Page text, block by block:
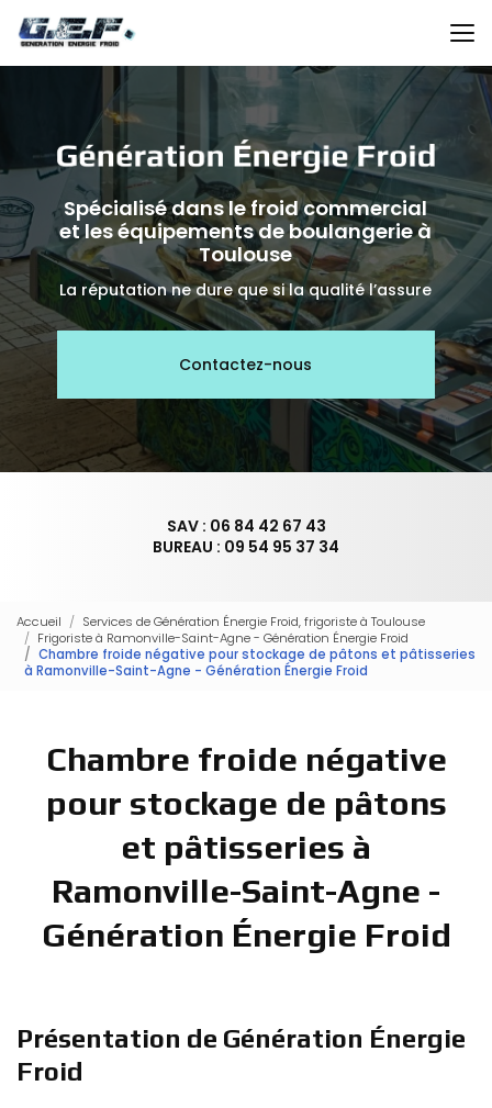
au
contenu
principal
Spécialisé dans le froid commercial
et les équipements de boulangerie à
Toulouse
La réputation ne dure que si la qualité l’assure
Contactez-nous
SAV : 06 84 42 67 43
BUREAU : 09 54 95 37 34
Accueil
Services de Génération Énergie Froid, frigoriste à Toulouse
Frigoriste à Ramonville-Saint-Agne - Génération Énergie Froid
Chambre froide négative pour stockage de pâtons et pâtisseries
à Ramonville-Saint-Agne - Génération Énergie Froid
Chambre froide négative
pour stockage de pâtons
et pâtisseries à
Ramonville-Saint-Agne -
Génération Énergie Froid
Présentation de Génération Énergie
Froid